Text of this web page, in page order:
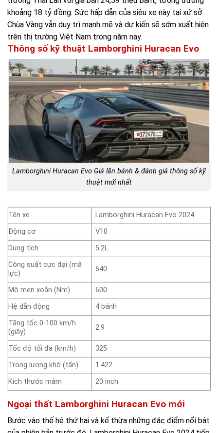
khoảng 18 tỷ đồng. Sức hấp dẫn của siêu xe này tại xứ sở
Chùa Vàng vẫn duy trì mạnh mẽ và dự kiến sẽ sớm xuất hiện
trên thị trường Việt Nam trong năm nay.
Thông số kỹ thuật Lamborghini Huracan Evo
Lamborghini Huracan Evo Giá lăn bánh & đánh giá thông số kỹ
thuật mới nhất
Tên xe
Lamborghini Huracan Evo 2024
Động cơ
V10
Dung tích
5.2L
Công suất cực đại (mã
lực)
640
Mô men xoắn (Nm)
600
Hệ dẫn động
4 bánh
Tăng tốc 0-100 km/h
(giây)
2.9
Tốc độ tối đa (km/h)
325
Trọng lượng khô (tấn)
1.422
Kích thước mâm
20 inch
Ngoại thất Lamborghini Huracan Evo mới
Bước vào thế hệ thứ hai và kế thừa những đặc điểm nổi bật